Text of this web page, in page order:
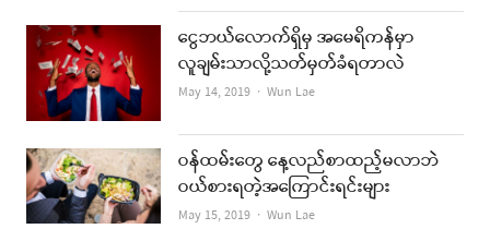
ငွေဘယ်လောက်ရှိမှ အမေရိကန်မှာ
လူချမ်းသာလို့သတ်မှတ်ခံရတာလဲ
May 14, 2019 Author
Wun Lae
ဝန်ထမ်းတွေ နေ့လည်စာထည့်မလာဘဲ
ဝယ်စားရတဲ့အကြောင်းရင်းများ
May 15, 2019 Author
Wun Lae